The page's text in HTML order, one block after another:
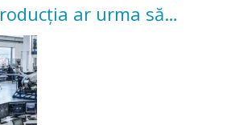
ar urma să
acestui an